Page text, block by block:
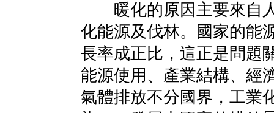
暖化的原因主要來自人
化能源及伐林。國家的能
長率成正比，這正是問題
能源使用、產業結構、經
氣體排放不分國界，工業